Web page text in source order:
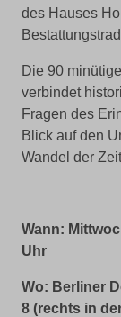
des Hauses
Die 90
verbindet
Fragen des
Blick auf den
Wandel der
Wann:
Uhr
Wo: Berliner
8 (rechts in